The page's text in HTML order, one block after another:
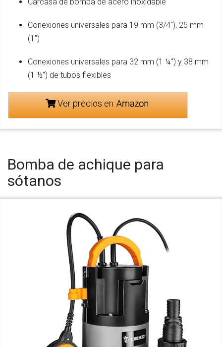
Carcasa de bomba de acero inoxidable
Conexiones universales para 19 mm (3/4"), 25 mm
(1")
Conexiones universales para 32 mm (1 ¼“) y 38 mm
(1 ½“) de tubos flexibles
Ver precios en
Bomba de achique para
sótanos